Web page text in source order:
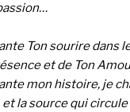
Ton sourire dans
et de Ton
mon histoire, je
et la source qui